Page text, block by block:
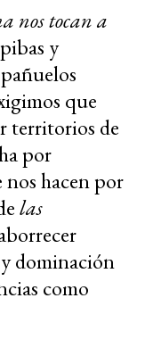
nos tocan a
y
que
territorios de
por
hacen por
las
dominación
como